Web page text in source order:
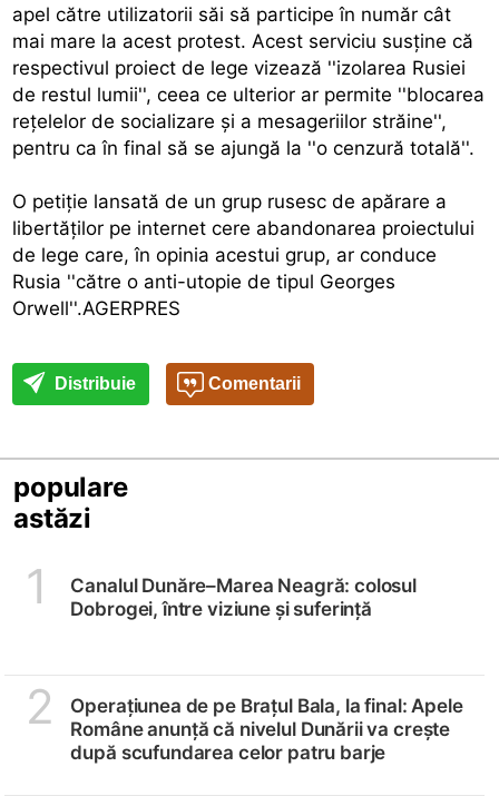
apel către utilizatorii săi să participe în număr cât
mai mare la acest protest. Acest serviciu susţine că
respectivul proiect de lege vizează ''izolarea Rusiei
de restul lumii'', ceea ce ulterior ar permite ''blocarea
reţelelor de socializare şi a mesageriilor străine'',
pentru ca în final să se ajungă la ''o cenzură totală''.
O petiţie lansată de un grup rusesc de apărare a
libertăţilor pe internet cere abandonarea proiectului
de lege care, în opinia acestui grup, ar conduce
Rusia ''către o anti-utopie de tipul Georges
Orwell''.AGERPRES
Distribuie Comentarii
populare
astăzi
1
Canalul Dunăre–Marea Neagră: colosul
Dobrogei, între viziune și suferință
2
Operațiunea de pe Brațul Bala, la final: Apele
Române anunță că nivelul Dunării va crește
după scufundarea celor patru barje